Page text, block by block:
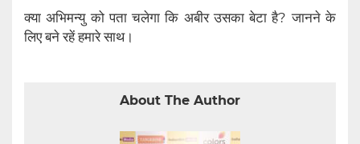
क्या अभिमन्यु को पता चलेगा कि अबीर उसका बेटा है? जानने के
लिए बने रहें हमारे साथ।
About The Author